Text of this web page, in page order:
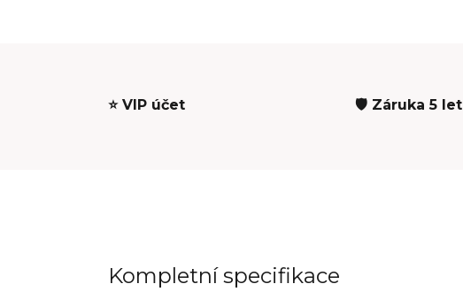
⭐ VIP účet 🛡️ Záruka 5 let
Kompletní specifikace